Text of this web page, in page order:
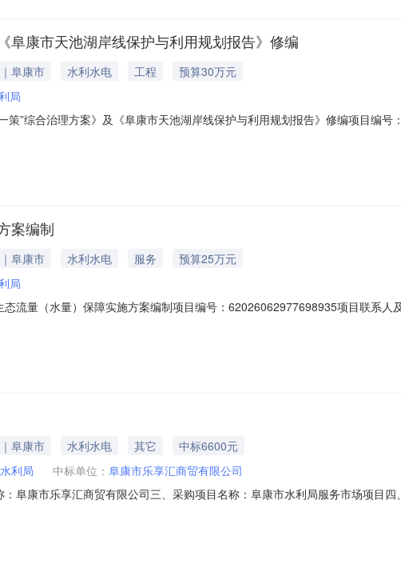
阜康市天池湖岸线保护与利用规划报告》修编
阜康市 水利水电 工程
预算30万元
局
策”综合治理方案》及《阜康市天池湖岸线保护与利用规划报告》修编项目编
品类目:工程设计服务;《阜康市天池湖“一湖一策”综合治理方案》及《阜康市天
案编制
阜康市 水利水电 服务
预算25万元
局
流量（水量）保障实施方案编制项目编号：62026062977698935项目联系人
河子河基本生态流量（水量）保障实施方案编制:开展阜康市甘河子河及其上水
阜康市 水利水电 其它
中标6600元
利局 中标单位： 阜康市乐享汇商贸有限公司
阜康市乐享汇商贸有限公司三、采购项目名称：阜康市水利局服务市场项目
事项：详见附件中的合同文件八、联系方式1、采购人名称：阜康市水利局联